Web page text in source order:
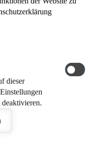
dieser